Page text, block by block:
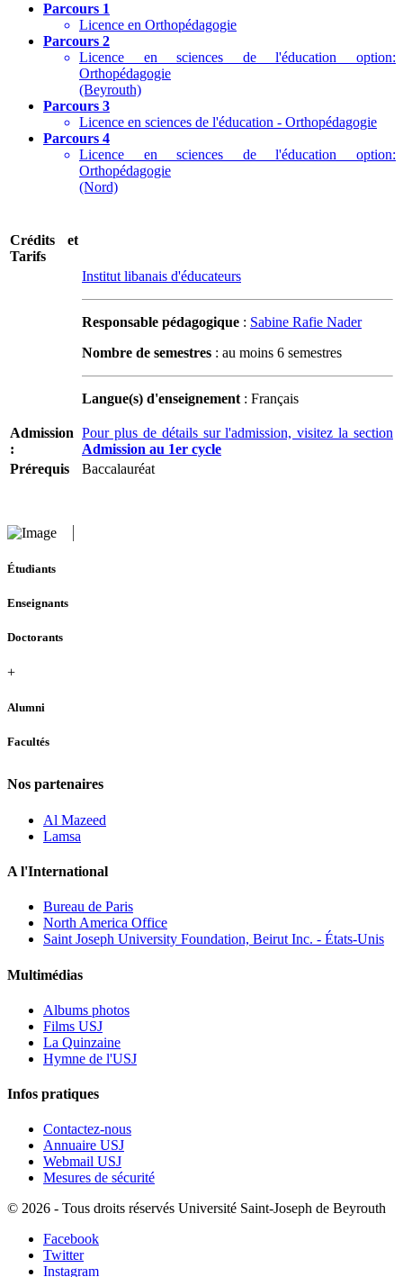
Parcours 1
Licence en Orthopédagogie
Parcours 2
Licence en sciences de l'éducation option:
Orthopédagogie
(Beyrouth)
Parcours 3
Licence en sciences de l'éducation - Orthopédagogie
Parcours 4
Licence en sciences de l'éducation option:
Orthopédagogie
(Nord)
Crédits et
Tarifs
Institut libanais d'éducateurs
Responsable pédagogique : Sabine Rafie Nader
Nombre de semestres : au moins 6 semestres
Langue(s) d'enseignement: Français
Admission
:
Pour plus de détails sur l'admission, visitez la section
Admission au 1er cycle
Prérequis
Baccalauréat
Étudiants
Enseignants
Doctorants
+
Alumni
Facultés
Nos partenaires
Al Mazeed
Lamsa
A l'International
Bureau de Paris
North America Office
Saint Joseph University Foundation, Beirut Inc. - États-Unis
Multimédias
Albums photos
Films USJ
La Quinzaine
Hymne de l'USJ
Infos pratiques
Contactez-nous
Annuaire USJ
Webmail USJ
Mesures de sécurité
© 2026 - Tous droits réservés Université Saint-Joseph de Beyrouth
Facebook
Twitter
Instagram